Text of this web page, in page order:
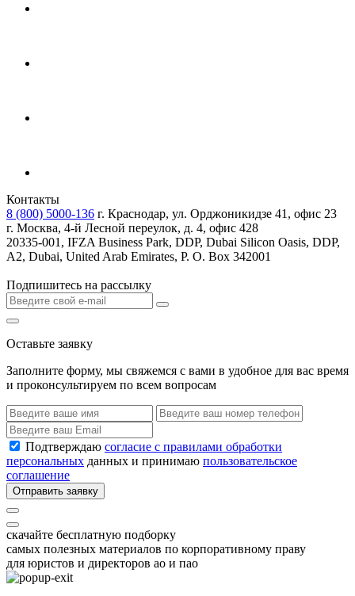
Контакты
8 (800) 5000-136 г. Краснодар, ул. Орджоникидзе 41, офис 23
г. Москва, 4-й Лесной переулок, д. 4, офис 428
20335-001, IFZA Business Park, DDP, Dubai Silicon Oasis, DDP,
A2, Dubai, United Arab Emirates, P. O. Box 342001
Подпишитесь на рассылку
Оставьте заявку
Заполните форму, мы свяжемся с вами в удобное для вас время
и проконсультируем по всем вопросам
Подтверждаю согласие с правилами обработки
персональных данных и принимаю пользовательское
соглашение
Отправить заявку
скачайте бесплатную подборку
самых полезных материалов по корпоративному праву
для юристов и директоров ао и пао